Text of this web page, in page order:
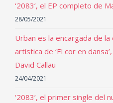
‘2083’, el EP completo de
28/05/2021
Urban es la encargada de la
artística de ‘El cor en
David Callau
24/04/2021
‘2083’, el primer single del